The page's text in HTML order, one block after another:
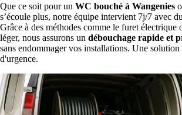
Que ce soit pour un WC bouché à Wangenies
s’écoule plus, notre équipe intervient 7j/7 avec
Grâce à des méthodes comme le furet électrique
léger, nous assurons un débouchage rapide et
sans endommager vos installations. Une
d'urgence.